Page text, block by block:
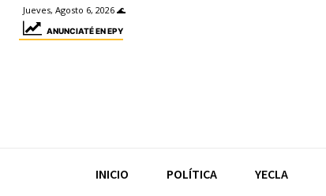
Jueves, Agosto 6, 2026 🌊
ANUNCIATÉ EN EPY
INICIO POLÍTICA YECLA